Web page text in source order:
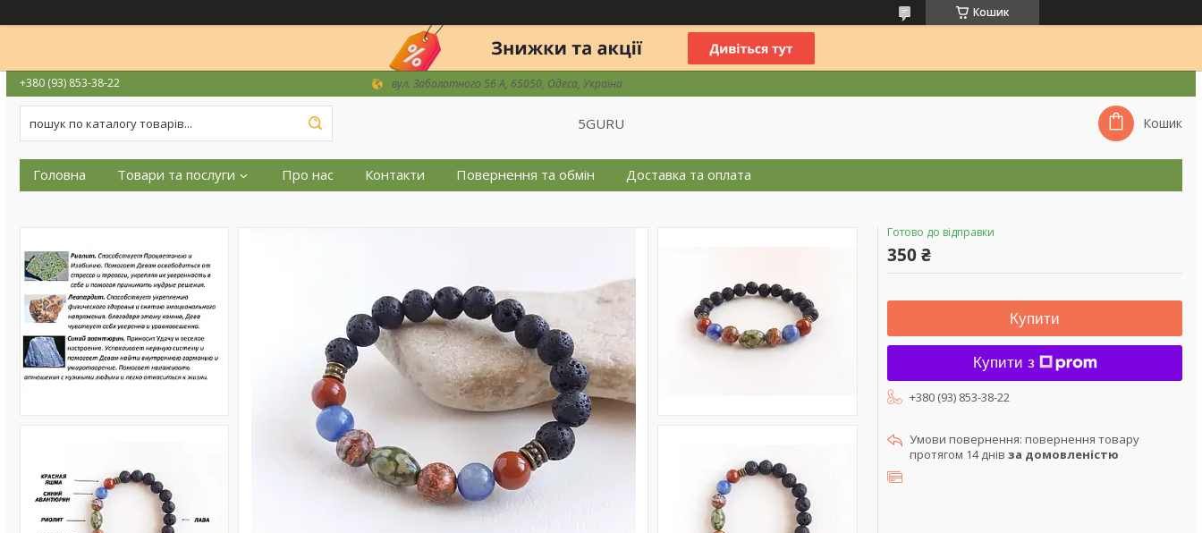
Кошик
+380 (93) 853-38-22 вул. Заболотного 56 А, 65050, Одеса, Україна
5GURU Кошик
Головна Товари та послуги Про нас Контакти Повернення та обмін Доставка та оплата
Готово до відправки
350 ₴
Купити
Купити з
+380 (93) 853-38-22
повернення товару
протягом 14 днів за домовленістю